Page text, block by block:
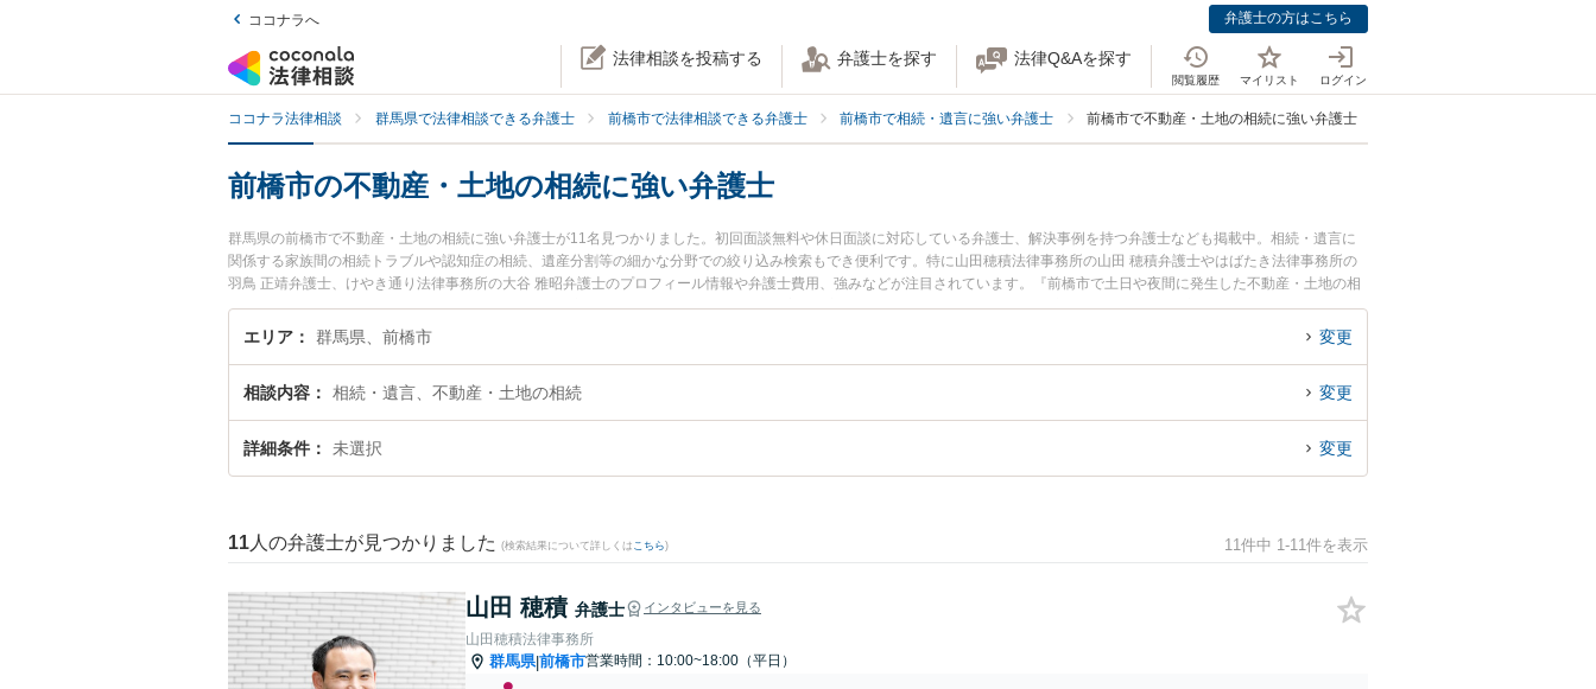
ココナラへ 弁護士の方はこちら
法律相談を投稿する 弁護士を探す 法律Q&Aを探す
閲覧履歴 マイリスト ログイン
ココナラ法律相談 群馬県で法律相談できる弁護士 前橋市で法律相談できる弁護士 前橋市で相続・遺言に強い弁護士 前橋市で不動産・土地の相続に強い弁護士
前橋市の不動産・土地の相続に強い弁護士
群馬県の前橋市で不動産・土地の相続に強い弁護士が11名見つかりました。初回面談無料や休日面談に対応している弁護士、解決事例を持つ弁護士なども掲載中。相続・遺言に
関係する家族間の相続トラブルや認知症の相続、遺産分割等の細かな分野での絞り込み検索もでき便利です。特に山田穂積法律事務所の山田 穂積弁護士やはばたき法律事務所の
羽鳥 正靖弁護士、けやき通り法律事務所の大谷 雅昭弁護士のプロフィール情報や弁護士費用、強みなどが注目されています。『前橋市で土日や夜間に発生した不動産・土地の相
続のトラブルを今すぐに弁護士に相談したい』『不動産・土地の相続のトラブル解決の実績豊富な近くの弁護士を検索したい』『初回相談無料で不動産・土地の相続を法律相談で
きる前橋市内の弁護士に相談予約したい』などでお困りの相談者さんにおすすめです。
エリア 群馬県、前橋市 変更
相談内容 相続・遺言、不動産・土地の相続 変更
詳細条件 未選択 変更
11 人の弁護士が見つかりました (検索結果について詳しくは こちら) 11件中 1-11件を表示
山田 穂積 弁護士 インタビューを見る
山田穂積法律事務所
群馬県|前橋市営業時間：10:00~18:00（平日）